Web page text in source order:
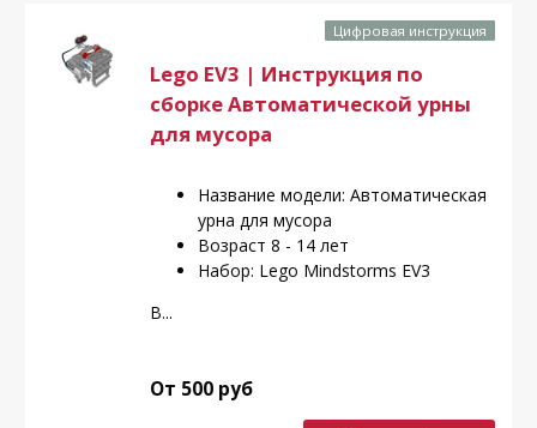
Цифровая инструкция
Lego EV3 | Инструкция по
сборке Автоматической урны
для мусора
Название модели: Автоматическая
урна для мусора
Возраст 8 - 14 лет
Набор: Lego Mindstorms EV3
В...
От 500 руб